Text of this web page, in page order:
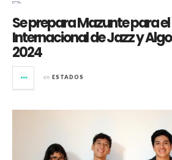
Se prepara Mazunte para
Internacional de Jazz y
2024
en ESTADOS